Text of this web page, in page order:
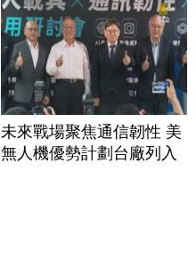
未來戰場聚焦通信韌性 美
無人機優勢計劃台廠列入